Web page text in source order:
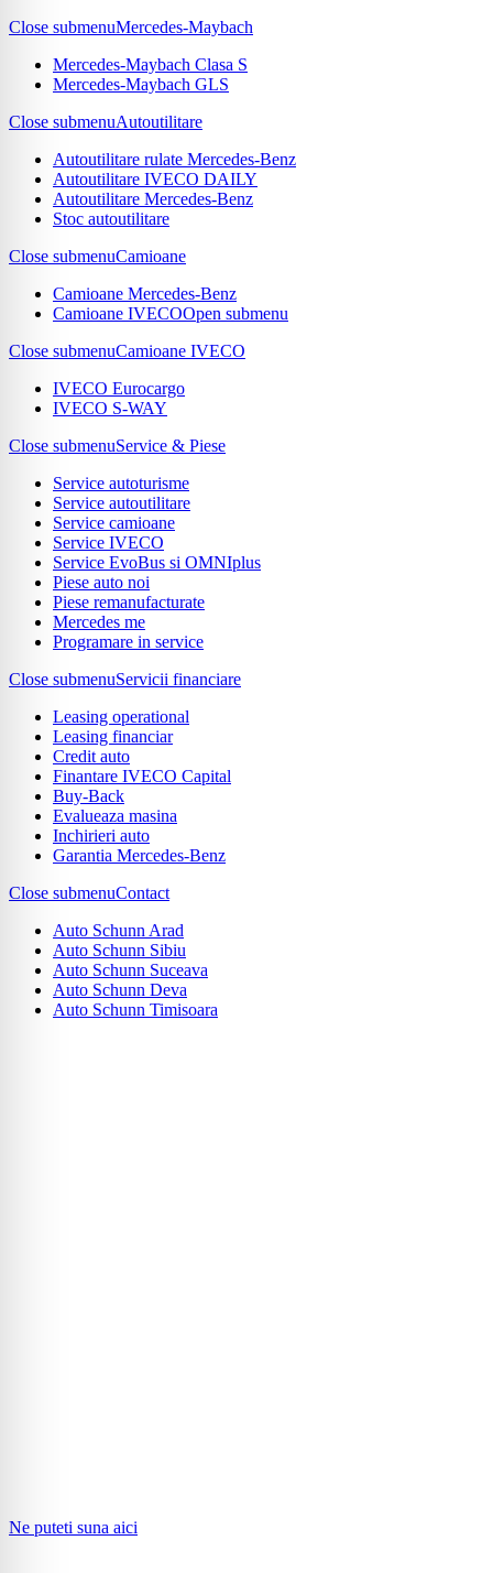
Close submenuMercedes-Maybach
Mercedes-Maybach Clasa S
Mercedes-Maybach GLS
Close submenuAutoutilitare
Autoutilitare rulate Mercedes-Benz
Autoutilitare IVECO DAILY
Autoutilitare Mercedes-Benz
Stoc autoutilitare
Close submenuCamioane
Camioane Mercedes-Benz
Camioane IVECOOpen submenu
Close submenuCamioane IVECO
IVECO Eurocargo
IVECO S-WAY
Close submenuService & Piese
Service autoturisme
Service autoutilitare
Service camioane
Service IVECO
Service EvoBus si OMNIplus
Piese auto noi
Piese remanufacturate
Mercedes me
Programare in service
Close submenuServicii financiare
Leasing operational
Leasing financiar
Credit auto
Finantare IVECO Capital
Buy-Back
Evalueaza masina
Inchirieri auto
Garantia Mercedes-Benz
Close submenuContact
Auto Schunn Arad
Auto Schunn Sibiu
Auto Schunn Suceava
Auto Schunn Deva
Auto Schunn Timisoara
Ne puteti suna aici